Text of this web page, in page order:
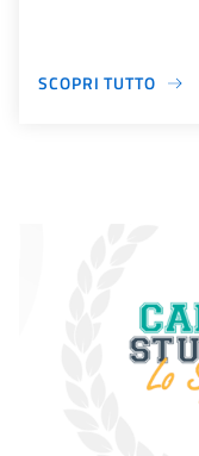
SCOPRI TUTTO